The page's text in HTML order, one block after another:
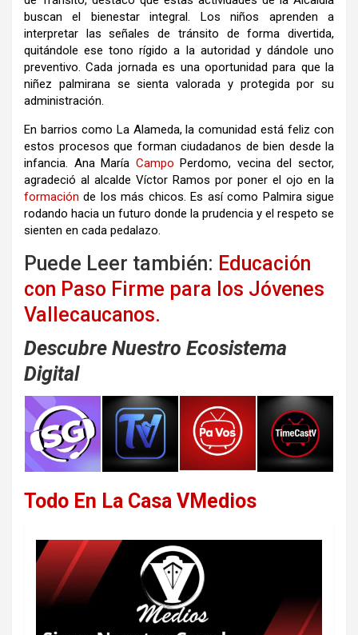
buscan el bienestar integral. Los niños aprenden a
interpretar las señales de tránsito de forma divertida,
quitándole ese tono rígido a la autoridad y dándole uno
preventivo. Cada jornada es una oportunidad para que la
niñez palmirana se sienta valorada y protegida por su
administración.
En barrios como La Alameda, la comunidad está feliz con
estos procesos que forman ciudadanos de bien desde la
infancia. Ana María Campo Perdomo, vecina del sector,
agradeció al alcalde Víctor Ramos por poner el ojo en la
formación de los más chicos. Es así como Palmira sigue
rodando hacia un futuro donde la prudencia y el respeto se
sienten en cada pedalazo.
Puede Leer también: Educación
con Paso Firme para los Jóvenes
Vallecaucanos.
Descubre Nuestro Ecosistema
Digital
Todo En La Casa VMedios